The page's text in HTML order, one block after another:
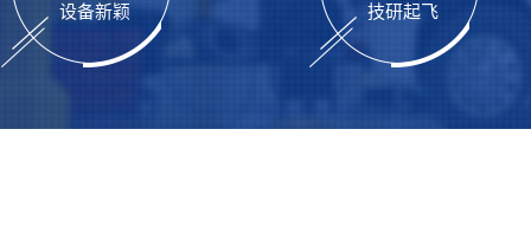
设备新颖 技研起飞